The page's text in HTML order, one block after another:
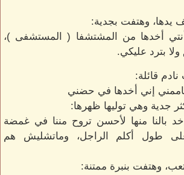
يدها، وهتفت بجدية:
أخدها من المشتشفا ( المستشفى )،
بترد عليكي.
قائلة:
إني أخدها في حضني
جدية وهي توليها ظهرها:
بالنا منها لأحسن تروح مننا في غمضة
طول أكلم الراجل، وماتشليش هم
وهتفت بنبرة ممتنة: